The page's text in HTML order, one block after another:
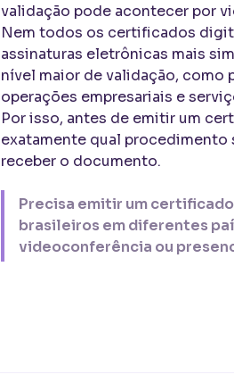
validação pode acontecer por
Nem todos os certificados
assinaturas eletrônicas mais
nível maior de validação, como
operações empresariais e
Por isso, antes de emitir um
exatamente qual procedimento
receber o documento.
Precisa emitir um
brasileiros em diferentes
videoconferência ou